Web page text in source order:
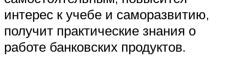
интерес к учебе и саморазвитию,
получит практические знания о
работе банковских продуктов.